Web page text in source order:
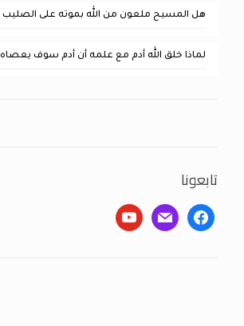
هل المسيح ملعون من الله بموته على الصليب
لماذا خلق الله أدم مع علمه أن أدم سوف يعصاه
تابعونا
facebook
mail
youtube